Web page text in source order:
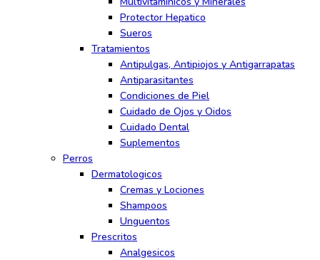
Protector Hepatico
Sueros
Tratamientos
Antipulgas, Antipiojos y Antigarrapatas
Antiparasitantes
Condiciones de Piel
Cuidado de Ojos y Oidos
Cuidado Dental
Suplementos
Perros
Dermatologicos
Cremas y Lociones
Shampoos
Unguentos
Prescritos
Analgesicos